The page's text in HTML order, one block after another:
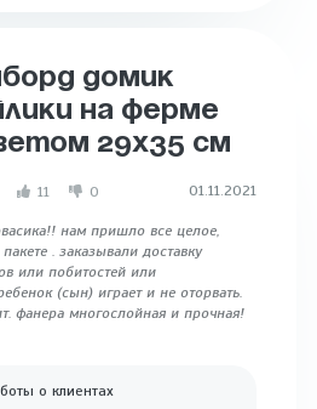
ДОМИК
НА ФЕРМЕ
29Х35 СМ
11 0 01.11.2021
нам пришло все целое,
. заказывали доставку
или побитостей или
(сын) играет и не оторвать.
фанера многослойная и прочная!
о клиентах